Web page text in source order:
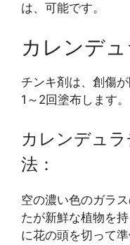
は、可能です。
カレンデュ
チンキ剤は、創傷
1～2回塗布します。
カレンデュ
法：
空の濃い色のガラ
たが新鮮な植物を
に花の頭を切って